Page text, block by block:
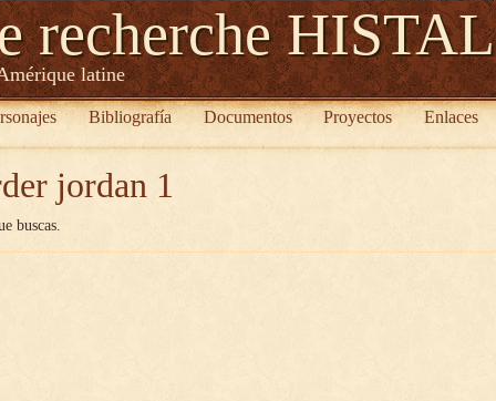
recherche HISTAL
latine
Bibliografía Documentos Proyectos Enlaces
jordan 1
buscas.